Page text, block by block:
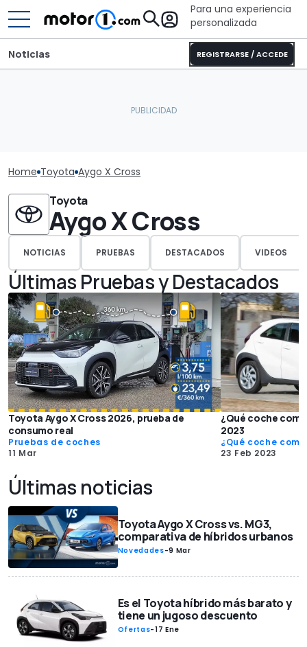
Para una experiencia
personalizada
REGISTRARSE / ACCEDE
Noticias
Home Toyota Aygo X Cross
Toyota
Aygo X Cross
NOTICIAS PRUEBAS DESTACADOS VIDEOS
Últimas Pruebas y Destacados
Toyota Aygo X Cross 2026, prueba de
consumo real
Pruebas de coches
11 Mar
¿Qué coche
2023
¿Qué coche
23 Feb 2023
Últimas noticias
Toyota Aygo X Cross vs. MG3,
comparativa de híbridos urbanos
Novedades-9 Mar
Es el Toyota híbrido más barato y
tiene un jugoso descuento
Ofertas-17 Ene